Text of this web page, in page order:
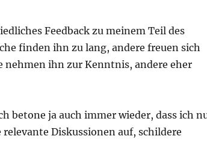
Feedback zu meinem Teil des
finden ihn zu lang, andere freuen sich
nehmen ihn zur Kenntnis, andere eher
betone ja auch immer wieder, dass ich
Diskussionen auf, schildere